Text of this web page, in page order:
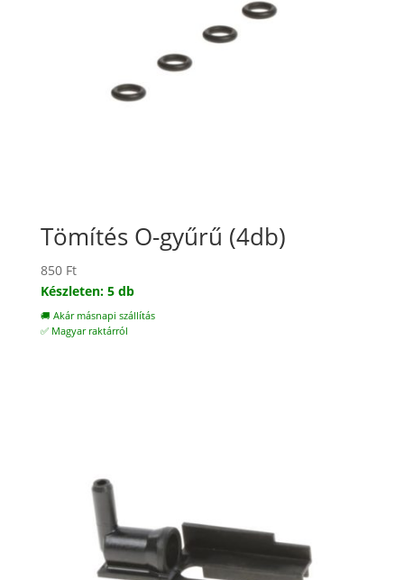
Tömítés O-gyűrű (4db)
850 Ft
Készleten: 5 db
🚚 Akár másnapi szállítás
✅ Magyar raktárról